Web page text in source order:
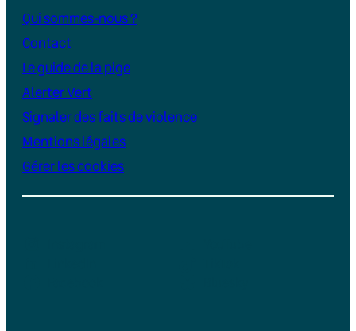
Qui sommes-nous ?
Contact
Le guide de la pige
Alerter Vert
Signaler des faits de violence
Mentions légales
Gérer les cookies